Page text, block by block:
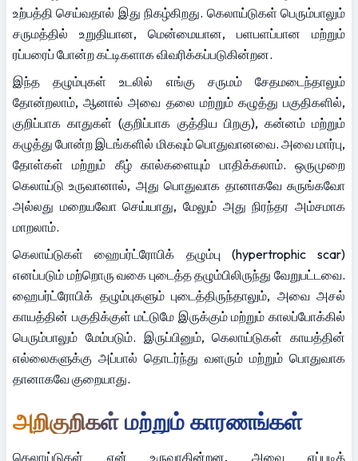
உற்பத்தி செய்வதால் இது நிகழ்கிறது. கெலாய்டுகள் பெரும்பாலும்
சருமத்தில் உறுதியான, மென்மையான, பளபளப்பான மற்றும்
ரப்பரைப் போன்ற கட்டிகளாக விவரிக்கப்படுகின்றன.
இந்த தழும்புகள் உடலில் எங்கு சருமம் சேதமடைந்தாலும்
தோன்றலாம், ஆனால் அவை தலை மற்றும் கழுத்து பகுதிகளில்,
குறிப்பாக காதுகள் (குறிப்பாக குத்திய பிறகு), கன்னம் மற்றும்
கழுத்து போன்ற இடங்களில் மிகவும் பொதுவானவை. அவை மார்பு,
தோள்கள் மற்றும் கீழ் கால்களையும் பாதிக்கலாம். ஒருமுறை
கெலாய்டு உருவானால், அது பொதுவாக தானாகவே சுருங்கவோ
அல்லது மறையவோ செய்யாது, மேலும் அது நிரந்தர அம்சமாக
மாறலாம்.
கெலாய்டுகள் ஹைபர்ட்ரோபிக் தழும்பு (hypertrophic scar)
எனப்படும் மற்றொரு வகை புடைத்த தழும்பிலிருந்து வேறுபட்டவை.
ஹைபர்ட்ரோபிக் தழும்புகளும் புடைத்திருந்தாலும், அவை அசல்
காயத்தின் பகுதிக்குள் மட்டுமே இருக்கும் மற்றும் காலப்போக்கில்
பெரும்பாலும் மேம்படும். இருப்பினும், கெலாய்டுகள் காயத்தின்
எல்லைகளுக்கு அப்பால் தொடர்ந்து வளரும் மற்றும் பொதுவாக
தானாகவே குறையாது.
அறிகுறிகள் மற்றும் காரணங்கள்
கெலாய்டுகள் ஏன் உருவாகின்றன, அவை எப்படித்